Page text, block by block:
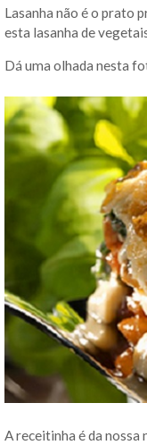
Lasanha não é o prato
esta lasanha de
Dá uma olhada nesta
A receitinha é da